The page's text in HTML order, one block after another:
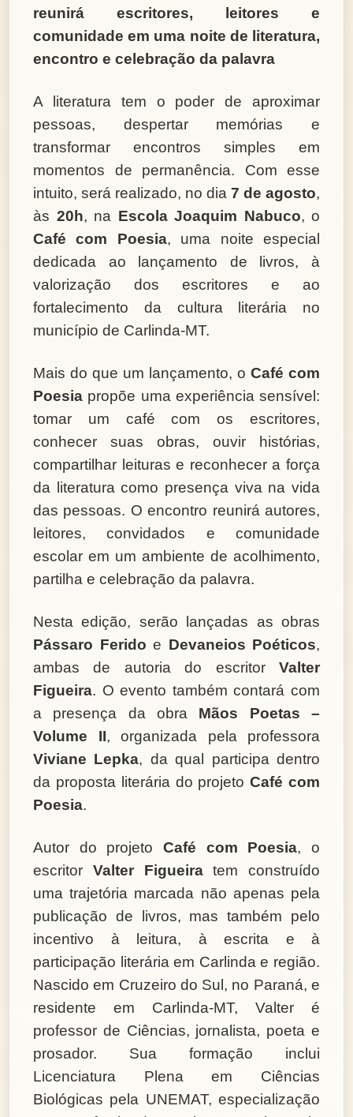
reunirá escritores, leitores e
comunidade em uma noite de literatura,
encontro e celebração da palavra
A literatura tem o poder de aproximar
pessoas, despertar memórias e
transformar encontros simples em
momentos de permanência. Com esse
intuito, será realizado, no dia 7 de agosto,
às 20h, na Escola Joaquim Nabuco, o
Café com Poesia, uma noite especial
dedicada ao lançamento de livros, à
valorização dos escritores e ao
fortalecimento da cultura literária no
município de Carlinda-MT.
Mais do que um lançamento, o Café com
Poesia propõe uma experiência sensível:
tomar um café com os escritores,
conhecer suas obras, ouvir histórias,
compartilhar leituras e reconhecer a força
da literatura como presença viva na vida
das pessoas. O encontro reunirá autores,
leitores, convidados e comunidade
escolar em um ambiente de acolhimento,
partilha e celebração da palavra.
Nesta edição, serão lançadas as obras
Pássaro Ferido e Devaneios Poéticos,
ambas de autoria do escritor Valter
Figueira. O evento também contará com
a presença da obra Mãos Poetas –
Volume II, organizada pela professora
Viviane Lepka, da qual participa dentro
da proposta literária do projetoCafé com
Poesia.
Autor do projeto Café com Poesia, o
escritor Valter Figueiratem construído
uma trajetória marcada não apenas pela
publicação de livros, mas também pelo
incentivo à leitura, à escrita e à
participação literária em Carlinda e região.
Nascido em Cruzeiro do Sul, no Paraná, e
residente em Carlinda-MT, Valter é
professor de Ciências, jornalista, poeta e
prosador. Sua formação inclui
Licenciatura Plena em Ciências
Biológicas pela UNEMAT, especialização